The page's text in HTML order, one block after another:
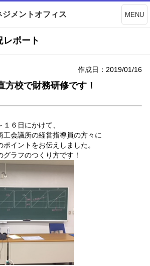
メントオフィス MENU
レポート
作成日：2019/01/16
方校で財務研修です！
６日にかけて、
工会議所の経営指導員の方々に
イントをお伝えしました。
ラフのつくり方です！